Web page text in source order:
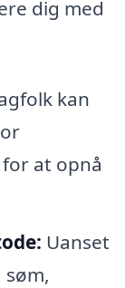
dig med
kan
at opnå
Uanset